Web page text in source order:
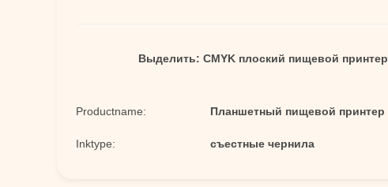
Выделить: CMYK плоский пищевой принтер
Productname: Планшетный пищевой принтер
Inktype: съестные чернила